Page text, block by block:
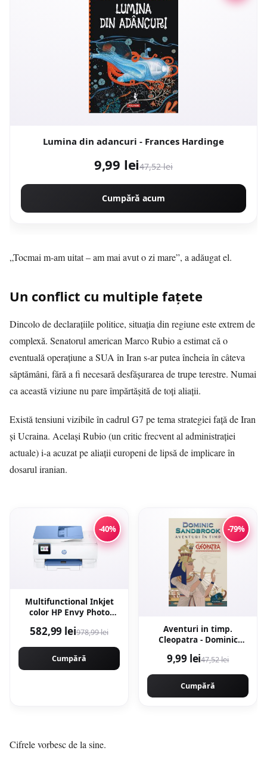
Lumina din adancuri - Frances Hardinge
9,99 lei47,52 lei
Cumpără acum
„Tocmai m-am uitat – am mai avut o zi mare”, a adăugat el.
Un conflict cu multiple fațete
Dincolo de declarațiile politice, situația din regiune este extrem de
complexă. Senatorul american Marco Rubio a estimat că o
eventuală operațiune a SUA în Iran s-ar putea încheia în câteva
săptămâni, fără a fi necesară desfășurarea de trupe terestre. Numai
ca această viziune nu pare împărtășită de toți aliații.
Există tensiuni vizibile în cadrul G7 pe tema strategiei față de Iran
și Ucraina. Același Rubio (un critic frecvent al administrației
actuale) i-a acuzat pe aliații europeni de lipsă de implicare în
dosarul iranian.
-40%
Multifunctional Inkjet
color HP Envy Photo
copiere, scanare, A4,
wireless, ADF, 15 ppm
alb-negru / 10 ppm
color, Eligibil instant ink
582,99 lei978,99 lei
Cumpără
-79%
Aventuri in timp.
Cleopatra - Dominic
9,99 lei47,52 lei
Cumpără
Cifrele vorbesc de la sine.